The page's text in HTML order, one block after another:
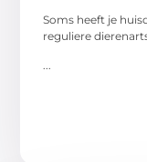
Soms heeft je
reguliere
...